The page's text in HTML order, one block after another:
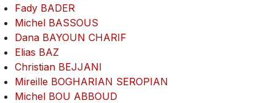
Fady BADER
Michel BASSOUS
Dana BAYOUN CHARIF
Elias BAZ
Christian BEJJANI
Mireille BOGHARIAN SEROPIAN
Michel BOU ABBOUD